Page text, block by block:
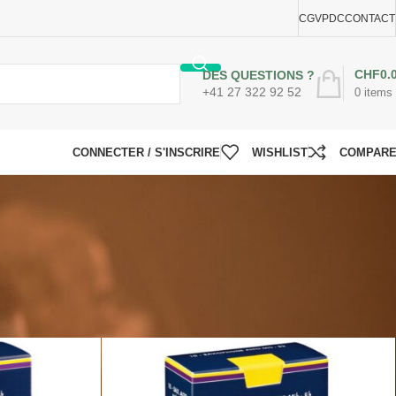
CGVPDCCONTACT
DES QUESTIONS ?
+41 27 322 92 52
0 items
CHF
CONNECTER / S'INSCRIRE WISHLIST